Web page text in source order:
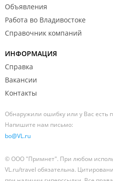
Объявления
Работа во Владивостоке
Справочник компаний
ИНФОРМАЦИЯ
Справка
Вакансии
Контакты
Обнаружили ошибку или у Вас есть
Напишите нам письмо:
bo@VL.ru
© ООО "Примнет". При любом
VL.ru/travel обязательна.